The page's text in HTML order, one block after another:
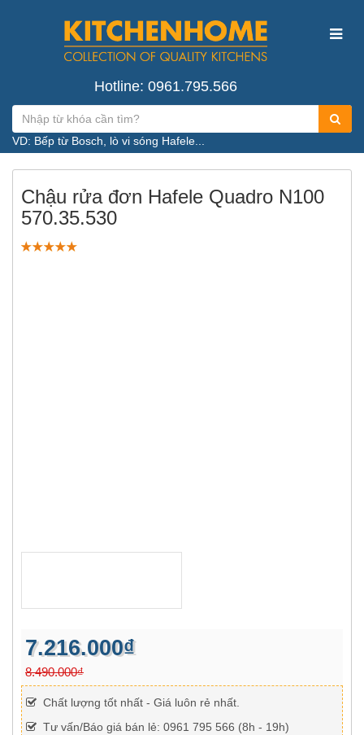
Hotline: 0961.795.566
VD: Bếp từ Bosch, lò vi sóng Hafele...
Chậu rửa đơn Hafele Quadro N100
570.35.530
7.216.000₫
8.490.000₫
Chất lượng tốt nhất - Giá luôn rẻ nhất.
Tư vấn/Báo giá bán lẻ: 0961 795 566 (8h - 19h)